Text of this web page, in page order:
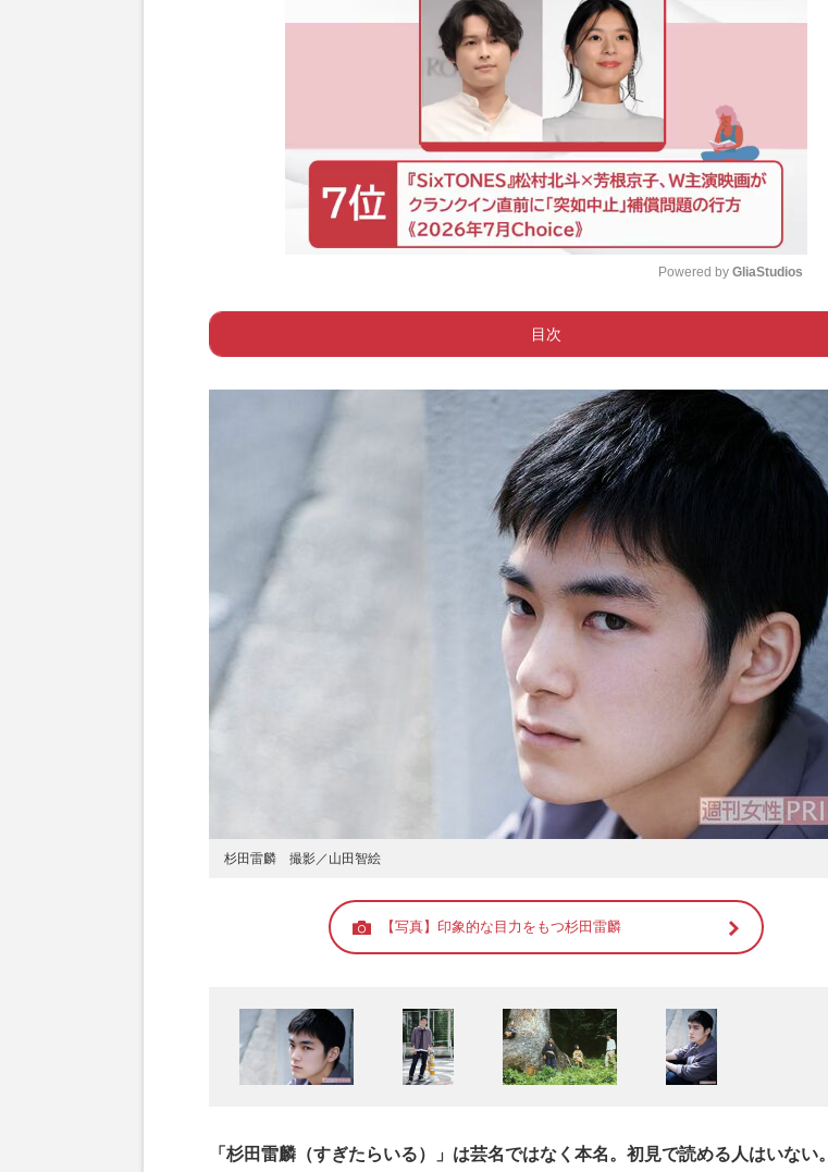
t
Powered by GliaStudios
目次
Page 1 ー 悔しい思い含めて芝居は楽しい
ー 役者は死ぬまで、いずれは監督も
杉田雷麟 撮影／山田智絵
【写真】印象的な目力をもつ杉田雷麟
「杉田雷麟（すぎたらいる）」は芸名ではなく本名。初見で読める人はいない。